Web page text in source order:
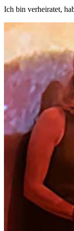
Ich bin verheiratet,